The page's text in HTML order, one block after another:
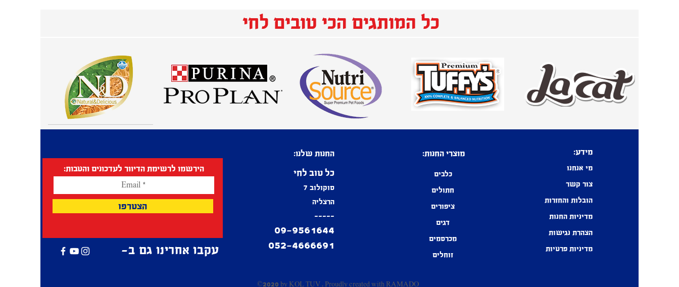
הירשמו לרשימת הדיוור לעדכונים והטבות:
הצטרפו
עקבו אחרינו גם ב-
החנות שלנו:
כל טוב לחי
סוקולוב 7
הרצליה
-----
09-9561644
052-4666691
מוצרי החנות:
כלבים
חתולים
ציפורים
דגים
מכרסמים
זוחלים
מידע:
מי אנחנו
צור קשר
הובלות והחזרות
מדיניות החנות
הצהרת נגישות
מדיניות פרטיות
©2020 by KOL TUV . Proudly created with RAMADO